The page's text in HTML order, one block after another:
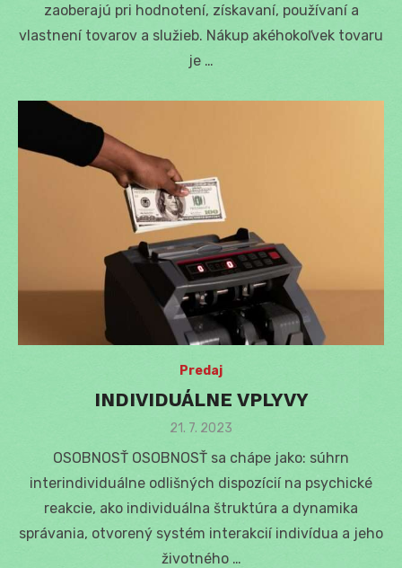
zaoberajú pri hodnotení, získavaní, používaní a
vlastnení tovarov a služieb. Nákup akéhokoľvek tovaru
je …
Predaj
INDIVIDUÁLNE VPLYVY
Posted
21. 7. 2023
OSOBNOSŤ OSOBNOSŤ sa chápe jako: súhrn
interindividuálne odlišných dispozícií na psychické
reakcie, ako individuálna štruktúra a dynamika
správania, otvorený systém interakcií indivídua a jeho
životného …